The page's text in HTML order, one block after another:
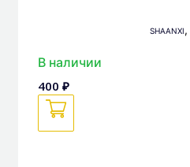
SHAANXI,
В наличии
400 ₽